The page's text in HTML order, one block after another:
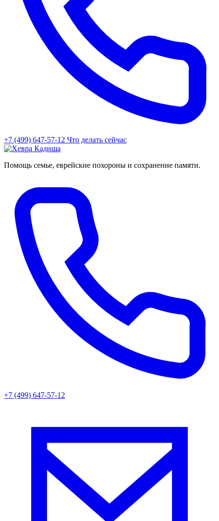
+7 (499) 647-57-12 Что делать сейчас
Помощь семье, еврейские похороны и сохранение памяти.
+7 (499) 647-57-12